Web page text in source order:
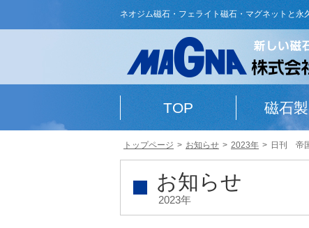
ネオジム磁石・フェライト磁石・マグネットと永
TOP 磁石
トップページ お知らせ 2023年 日刊 帝
お知らせ
2023年